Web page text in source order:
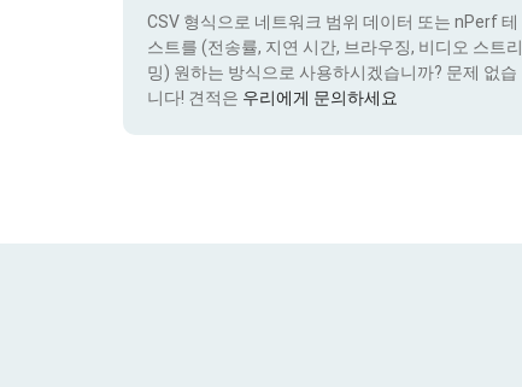
CSV 형식으로 네트워크 범위 데이터 또는 nPerf 테
스트를 (전송률, 지연 시간, 브라우징, 비디오 스트리
밍) 원하는 방식으로 사용하시겠습니까? 문제 없습
니다! 견적은 우리에게 문의하세요